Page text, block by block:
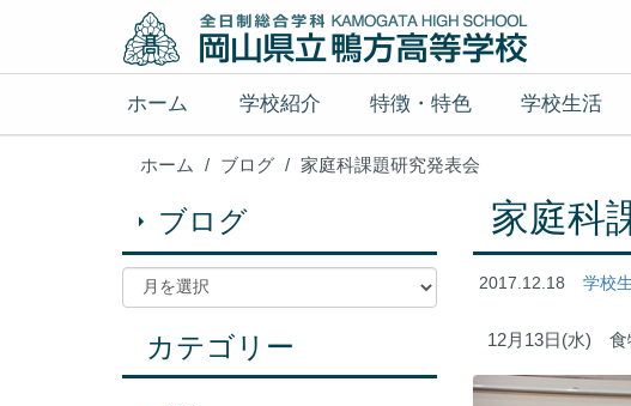
ホーム 学校紹介 特徴・特色 学校生活
ホーム ブログ 家庭科課題研究発表会
家庭科
2017.12.18 学校
12月13日(水) 食
ブログ
カテゴリー